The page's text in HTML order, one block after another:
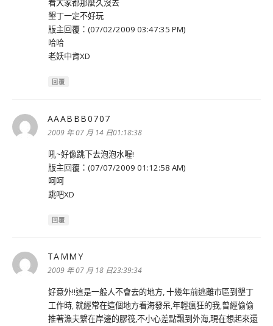
看大家都那麼久沒去
墾丁一定不好玩
版主回覆：(07/02/2009 03:47:35 PM)
哈哈
老妖中肯XD
回覆
AAABBB0707
示:
2009 年 07 月 14 日01:18:38
吼~好像跳下去泡泡水喔!
版主回覆：(07/07/2009 01:12:58 AM)
呵呵
跳吧XD
回覆
TAMMY
示:
2009 年 07 月 18 日23:39:34
好意外!!這是一般人不會去的地方, 十幾年前逃離市區到墾丁
工作時, 就經常在這個地方看海發呆,年輕瘋狂的我,曾經偷偷
推著漁夫繫在岸邊的膠筏,不小心差點飄到外海,現在想起來還